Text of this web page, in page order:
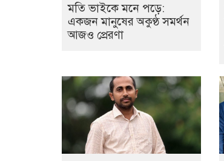
মতি ভাইকে মনে পড়ে:
একজন মানুষের অকুণ্ঠ সমর্থন
আজও প্রেরণা